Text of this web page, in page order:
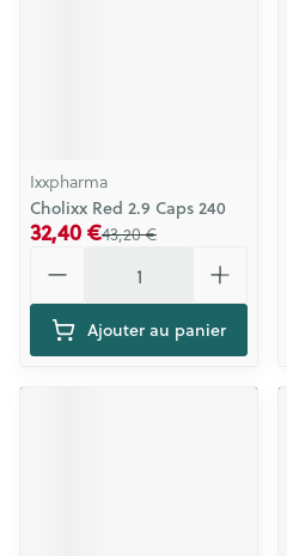
Ixxpharma
Cholixx Red 2.9 Caps 240
43,20 €
32,40 €
Ajouter au panier